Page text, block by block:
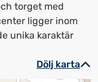
torget med
ligger inom
unika karaktär
Dölj karta